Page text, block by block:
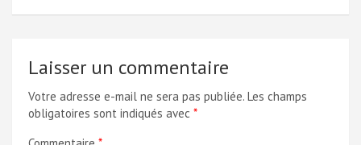
Laisser un commentaire
Votre adresse e-mail ne sera pas publiée. Les champs
obligatoires sont indiqués avec *